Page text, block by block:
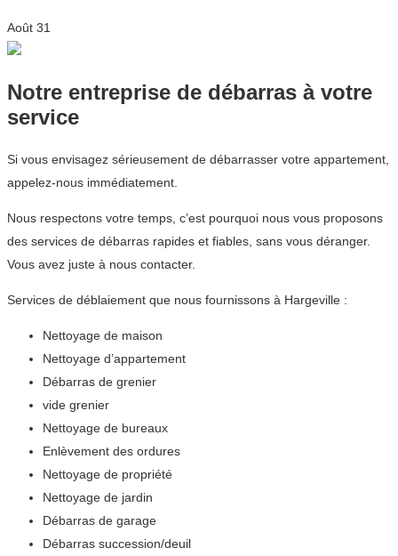
Août 31
Notre entreprise de débarras à votre
service
Si vous envisagez sérieusement de débarrasser votre appartement,
appelez-nous immédiatement.
Nous respectons votre temps, c’est pourquoi nous vous proposons
des services de débarras rapides et fiables, sans vous déranger.
Vous avez juste à nous contacter.
Services de déblaiement que nous fournissons à Hargeville :
Nettoyage de maison
Nettoyage d’appartement
Débarras de grenier
vide grenier
Nettoyage de bureaux
Enlèvement des ordures
Nettoyage de propriété
Nettoyage de jardin
Débarras de garage
Débarras succession/deuil